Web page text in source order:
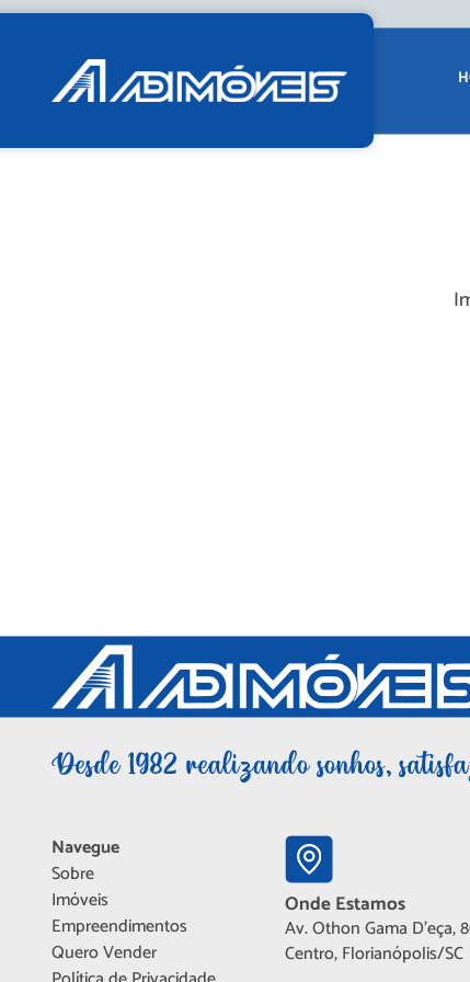
Navegue
Sobre
Imóveis
Empreendimentos
Quero Vender
Onde Estamos
Av. Othon Gama D'eça,
Centro, Florianópolis/SC